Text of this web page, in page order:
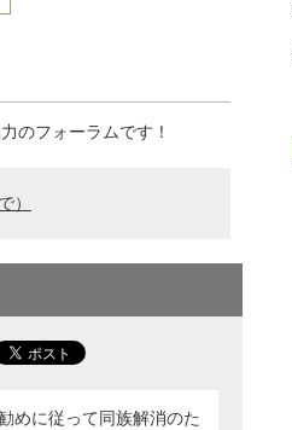
のフォーラムです！
）
めに従って同族解消のた